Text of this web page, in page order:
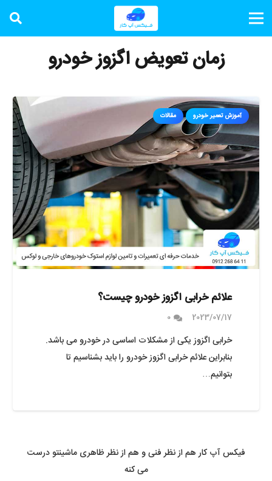
زمان تعویض اگزوز خودرو
آموزش تعمیر خودرو مقالات
علائم خرابی اگزوز خودرو چیست؟
2023/07/17
0
خرابی اگزوز یکی از مشکلات اساسی در خودرو می باشد.
بنابراین علائم خرابی اگزوز خودرو را باید بشناسیم تا
بتوانیم…
فیکس آپ کار هم از نظر فنی و هم از نظر ظاهری ماشینتو درست
می کنه